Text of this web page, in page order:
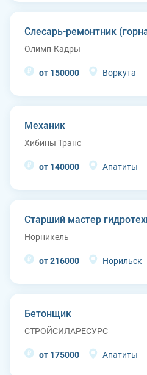
Олимп-Кадры
от 150000 Воркута
Механик
Хибины Транс
от 140000 Апатиты
Норникель
от 216000 Норильск
Бетонщик
СТРОЙСИЛАРЕСУРС
от 175000 Апатиты